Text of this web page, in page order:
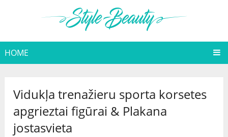
HOME
Vidukļa trenažieru sporta korsetes
apgrieztai figūrai & Plakana
jostasvieta